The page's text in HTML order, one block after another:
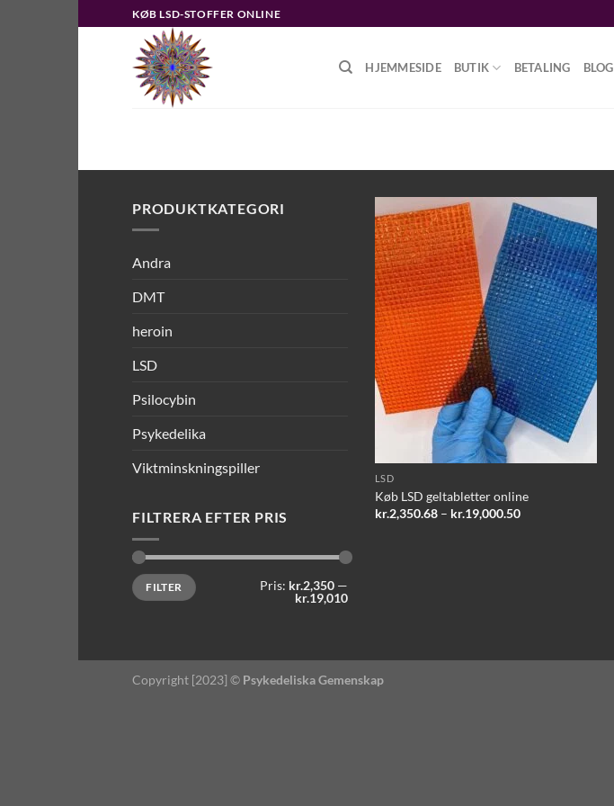
til
KØB LSD-STOFFER ONLINE
HJEMMESIDE BUTIK BETALING BLOG
PRODUKTKATEGORI
Andra
DMT
heroin
LSD
Psilocybin
Psykedelika
Viktminskningspiller
FILTRERA EFTER PRIS
Mindste
pris
Højeste
prisFILTER Pris: kr.2,350 —
kr.19,010
Add to
wishlist
LSD
Køb LSD geltabletter online
kr.2,350.68 – kr.19,000.50Prisinterval:
Copyright [2023] © Psykedeliska Gemenskap